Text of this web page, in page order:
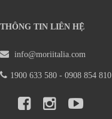
THÔNG TIN LIÊN HỆ
info@moriitalia.com
1900 633 580 - 0908 854 810